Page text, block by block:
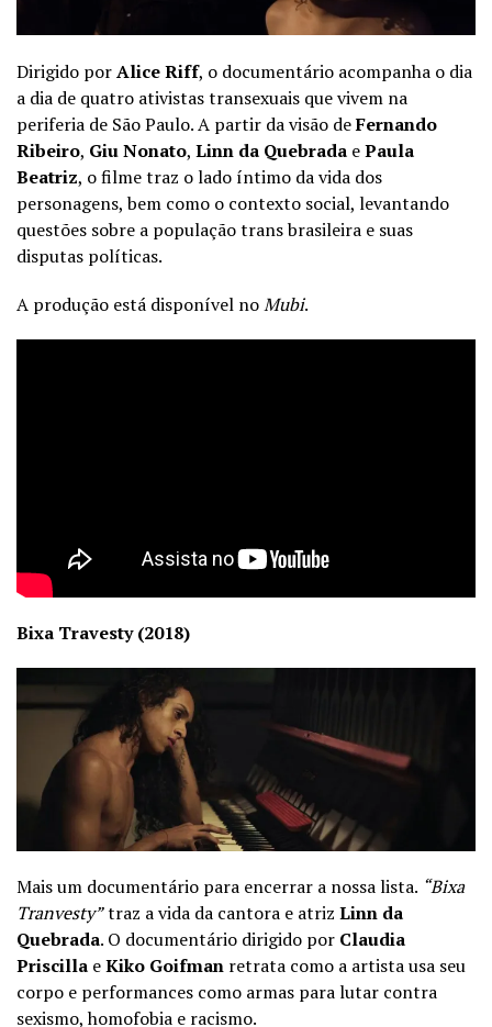
Dirigido porAlice Riff, o documentário acompanha o dia
a dia de quatro ativistas transexuais que vivem na
periferia de São Paulo. A partir da visão deFernando
Ribeiro, Giu Nonato, Linn da Quebrada ePaula
Beatriz, o filme traz o lado íntimo da vida dos
personagens, bem como o contexto social, levantando
questões sobre a população trans brasileira e suas
disputas políticas.
A produção está disponível noMubi.
Bixa Travesty (2018)
Mais um documentário para encerrar a nossa lista. “Bixa
Tranvesty”traz a vida da cantora e atriz Linn da
Quebrada. O documentário dirigido por Claudia
Priscilla eKiko Goifman retrata como a artista usa seu
corpo e performances como armas para lutar contra
sexismo, homofobia e racismo.